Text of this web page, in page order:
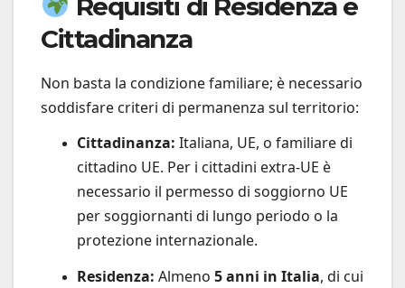
Cittadinanza
Non basta la condizione familiare; è necessario
soddisfare criteri di permanenza sul territorio:
Cittadinanza: Italiana, UE, o familiare di
cittadino UE. Per i cittadini extra-UE è
necessario il permesso di soggiorno UE
per soggiornanti di lungo periodo o la
protezione internazionale.
Residenza: Almeno 5 anni in Italia, di cui